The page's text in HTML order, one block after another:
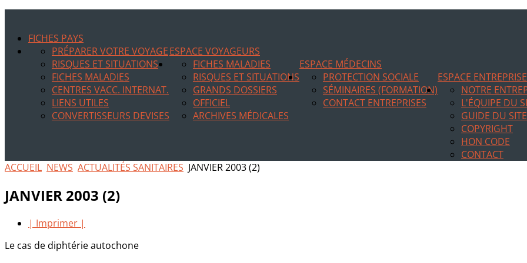
FICHES PAYS
ESPACE VOYAGEURS
PRÉPARER VOTRE VOYAGE
RISQUES ET SITUATIONS
FICHES MALADIES
CENTRES VACC. INTERNAT.
LIENS UTILES
CONVERTISSEURS DEVISES
ESPACE MÉDECINS
FICHES MALADIES
RISQUES ET SITUATIONS
GRANDS DOSSIERS
OFFICIEL
ARCHIVES MÉDICALES
ESPACE
PROTECTION SOCIALE
SÉMINAIRES (FORMATION)
CONTACT ENTREPRISES
NOTRE
L'ÉQUIPE DU
GUIDE DU SITE
COPYRIGHT
HON CODE
CONTACT
ACCUEIL NEWS ACTUALITÉS SANITAIRES JANVIER 2003 (2)
JANVIER 2003 (2)
| Imprimer |
Le cas de diphtérie autochone